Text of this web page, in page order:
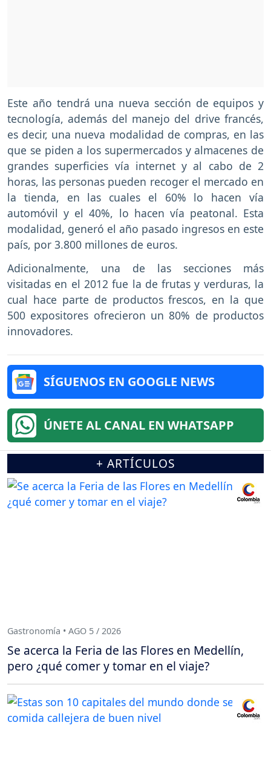
Este año tendrá una nueva sección de equipos y
tecnología, además del manejo del drive francés,
es decir, una nueva modalidad de compras, en las
que se piden a los supermercados y almacenes de
grandes superficies vía internet y al cabo de 2
horas, las personas pueden recoger el mercado en
la tienda, en las cuales el 60% lo hacen vía
automóvil y el 40%, lo hacen vía peatonal. Esta
modalidad, generó el año pasado ingresos en este
país, por 3.800 millones de euros.
Adicionalmente, una de las secciones más
visitadas en el 2012 fue la de frutas y verduras, la
cual hace parte de productos frescos, en la que
500 expositores ofrecieron un 80% de productos
innovadores.
SÍGUENOS EN GOOGLE NEWS
ÚNETE AL CANAL EN WHATSAPP
+ ARTÍCULOS
Gastronomía • AGO 5 / 2026
Se acerca la Feria de las Flores en Medellín,
pero ¿qué comer y tomar en el viaje?